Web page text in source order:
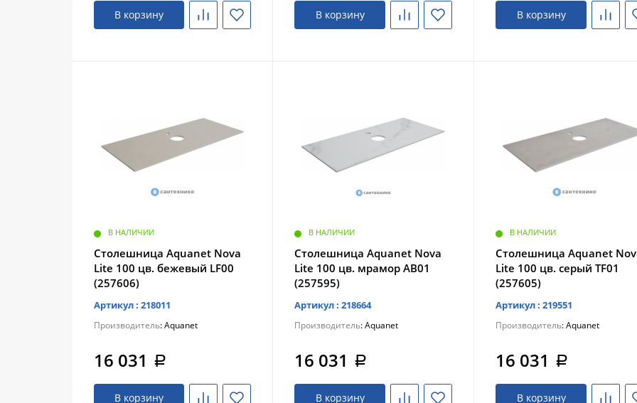
В корзину В корзину В корзину
В НАЛИЧИИ
Столешница Aquanet Nova
Lite 100 цв. бежевый LF00
(257606)
Артикул : 218011
Производитель: Aquanet
16 031 a
В корзину
В НАЛИЧИИ
Столешница Aquanet Nova
Lite 100 цв. мрамор AB01
(257595)
Артикул : 218664
Производитель: Aquanet
16 031 a
В корзину
В НАЛИЧИИ
Столешница Aquanet
Lite 100 цв. серый TF01
(257605)
Артикул : 219551
Производитель: Aquanet
16 031 a
В корзину